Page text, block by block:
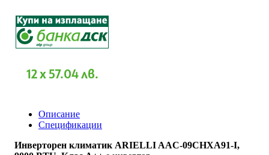
09CHXA91-
I,
9000
A++12 x 57.04 лв.
Описание
Спецификации
Инверторен климатик ARIELLI AAC-09CHXA91-I,